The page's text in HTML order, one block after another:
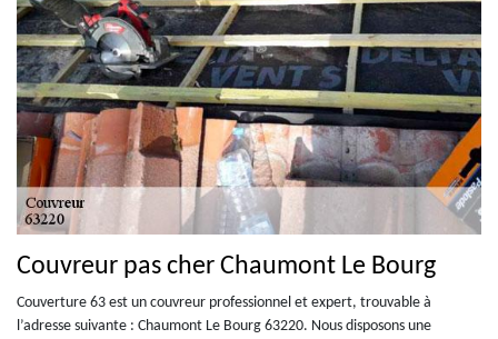
Couvreur pas cher Chaumont Le Bourg
Couverture 63 est un couvreur professionnel et expert, trouvable à
l’adresse suivante : Chaumont Le Bourg 63220. Nous disposons une